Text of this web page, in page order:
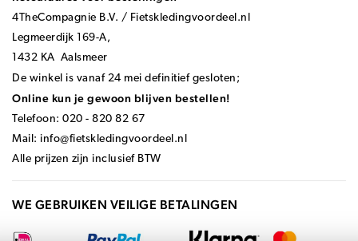
4TheCompagnie B.V. / Fietskledingvoordeel.nl
Legmeerdijk 169-A,
1432 KA Aalsmeer
De winkel is vanaf 24 mei definitief gesloten;
Online kun je gewoon blijven bestellen!
Telefoon: 020 - 820 82 67
Mail: info@fietskledingvoordeel.nl
Alle prijzen zijn inclusief BTW
WE GEBRUIKEN VEILIGE BETALINGEN